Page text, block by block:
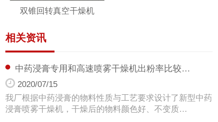
双锥回转真空干燥机
相关资讯
中药浸膏专用和高速喷雾干燥机出粉率比较…
2020/07/15
我厂根据中药浸膏的物料性质与工艺要求设计了新型中药
浸膏喷雾干燥机，干燥后的物料颜色好、不变质…